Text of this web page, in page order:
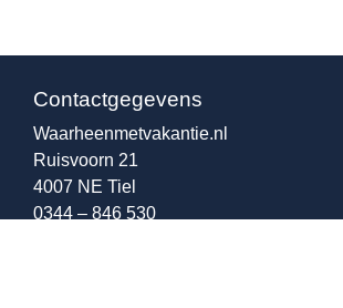
Contactgegevens
Waarheenmetvakantie.nl
Ruisvoorn 21
4007 NE Tiel
0344 – 846 530